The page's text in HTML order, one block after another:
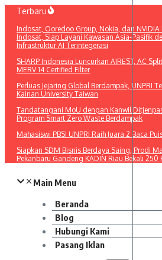
Lewati
konten
Terbaru
Indosat, Ooredoo Group, Nokia, dan
Indosat, Siap Layani Kawasan Asia-Pasifik
Infrastruktur AI Terintegerasi
SHARP Indonesia Luncurkan AIREST, AC
MERV 14 Certified Filter
Perluas Jejaring Global Berdampak, UNPRI
Kainan University Taiwan
Tandatangani MoU dengan Kanwil
Program Smart Zero Waste Berdampak
Mahasiswi PBSI UNPRI Raih Juara 2 Baca
Siapkan SDM Bisnis Berdaya Saing, Prodi
Pekanbaru Gandeng KADIN Riau Bekali 250
Main Menu
Beranda
Blog
Hubungi Kami
Pasang Iklan